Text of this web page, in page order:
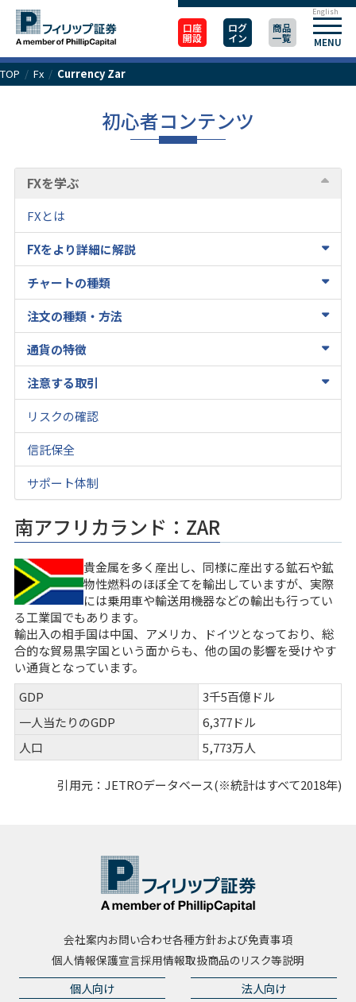
口座
開設
ログ
イン
商品
一覧 MENU
English
TOP / Fx / Currency Zar
初心者コンテンツ
FXを学ぶ
FXとは
FXをより詳細に解説
チャートの種類
注文の種類・方法
通貨の特徴
注意する取引
リスクの確認
信託保全
サポート体制
南アフリカランド：ZAR
貴金属を多く産出し、同様に産出する鉱石や鉱
物性燃料のほぼ全てを輸出していますが、実際
には乗用車や輸送用機器などの輸出も行ってい
る工業国でもあります。
輸出入の相手国は中国、アメリカ、ドイツとなっており、総
合的な貿易黒字国という面からも、他の国の影響を受けやす
い通貨となっています。
GDP
3千5百億ドル
一人当たりのGDP
6,377ドル
人口
5,773万人
引用元：JETROデータベース(※統計はすべて2018年)
会社案内お問い合わせ各種方針および免責事項
個人情報保護宣言採用情報取扱商品のリスク等説明
個人向け 法人向け